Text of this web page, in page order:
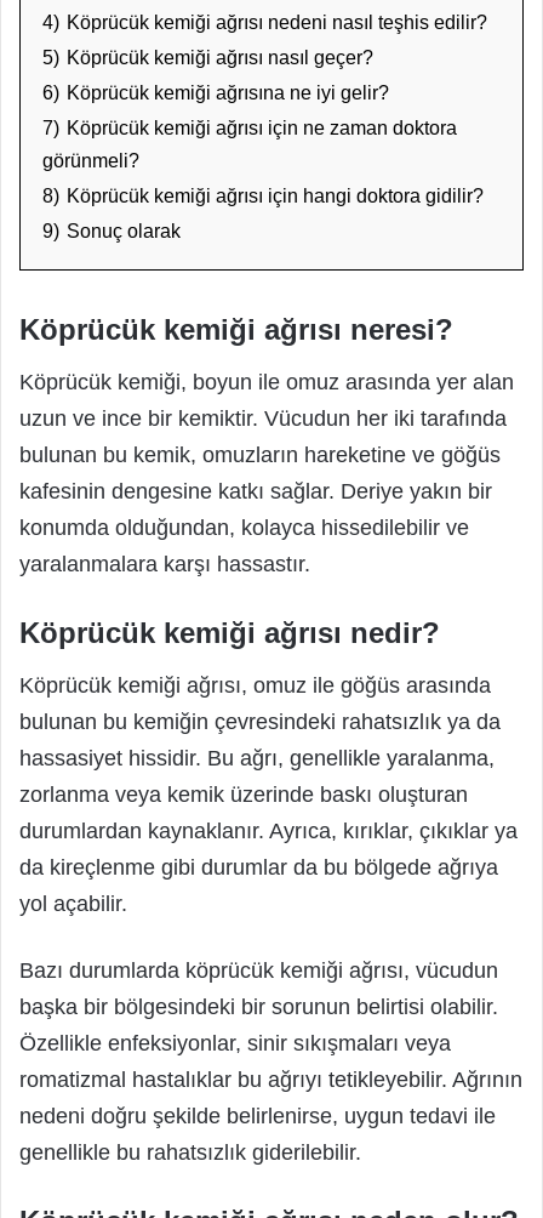
4) Köprücük kemiği ağrısı nedeni nasıl teşhis edilir?
5) Köprücük kemiği ağrısı nasıl geçer?
6) Köprücük kemiği ağrısına ne iyi gelir?
7) Köprücük kemiği ağrısı için ne zaman doktora
görünmeli?
8) Köprücük kemiği ağrısı için hangi doktora gidilir?
9) Sonuç olarak
Köprücük kemiği ağrısı neresi?
Köprücük kemiği, boyun ile omuz arasında yer alan
uzun ve ince bir kemiktir. Vücudun her iki tarafında
bulunan bu kemik, omuzların hareketine ve göğüs
kafesinin dengesine katkı sağlar. Deriye yakın bir
konumda olduğundan, kolayca hissedilebilir ve
yaralanmalara karşı hassastır.
Köprücük kemiği ağrısı nedir?
Köprücük kemiği ağrısı, omuz ile göğüs arasında
bulunan bu kemiğin çevresindeki rahatsızlık ya da
hassasiyet hissidir. Bu ağrı, genellikle yaralanma,
zorlanma veya kemik üzerinde baskı oluşturan
durumlardan kaynaklanır. Ayrıca, kırıklar, çıkıklar ya
da kireçlenme gibi durumlar da bu bölgede ağrıya
yol açabilir.
Bazı durumlarda köprücük kemiği ağrısı, vücudun
başka bir bölgesindeki bir sorunun belirtisi olabilir.
Özellikle enfeksiyonlar, sinir sıkışmaları veya
romatizmal hastalıklar bu ağrıyı tetikleyebilir. Ağrının
nedeni doğru şekilde belirlenirse, uygun tedavi ile
genellikle bu rahatsızlık giderilebilir.